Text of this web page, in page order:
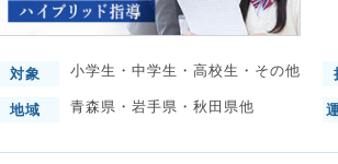
対象 小学生 ・ 中学生 ・ 高校生 ・ その他
地域 青森県 ・ 岩手県 ・ 秋田県他